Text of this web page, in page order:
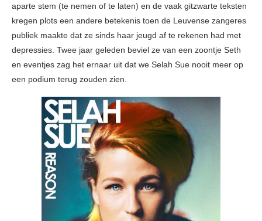
aparte stem (te nemen of te laten) en de vaak gitzwarte teksten
kregen plots een andere betekenis toen de Leuvense zangeres
publiek maakte dat ze sinds haar jeugd af te rekenen had met
depressies. Twee jaar geleden beviel ze van een zoontje Seth
en eventjes zag het ernaar uit dat we Selah Sue nooit meer op
een podium terug zouden zien.